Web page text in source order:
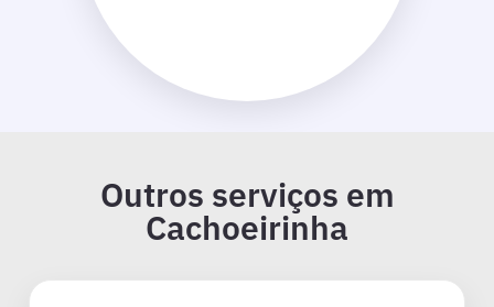
Outros serviços em
Cachoeirinha